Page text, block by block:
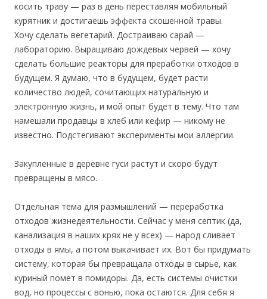
косить траву — раз в день переставляя мобильный
курятник и достигаешь эффекта скошенной травы.
Хочу сделать вегетарий. Достраиваю сарай —
лабораторию. Выращиваю дождевых червей — хочу
сделать большие реакторы для преработки отходов в
будущем. Я думаю, что в будущем, будет расти
количество людей, сочитающих натуральную и
электронную жизнь, и мой опыт будет в тему. Что там
намешали продавцы в хлеб или кефир — никому не
известно. Подстегивают эксперименты мои аллергии.
Закупленные в деревне гуси растут и скоро будут
превращены в мясо.
Отдельная тема для размышлений — переработка
отходов жизнедеятельности. Сейчас у меня септик (да,
канализация в наших крях не у всех) — народ сливает
отходы в ямы, а потом выкачивает их. Вот бы придумать
систему, которая бы превращала отходы в сырье, как
куриный помет в помидоры. Да, есть системы очистки
вод, но процессы с вонью, пока остаются. Для себя я